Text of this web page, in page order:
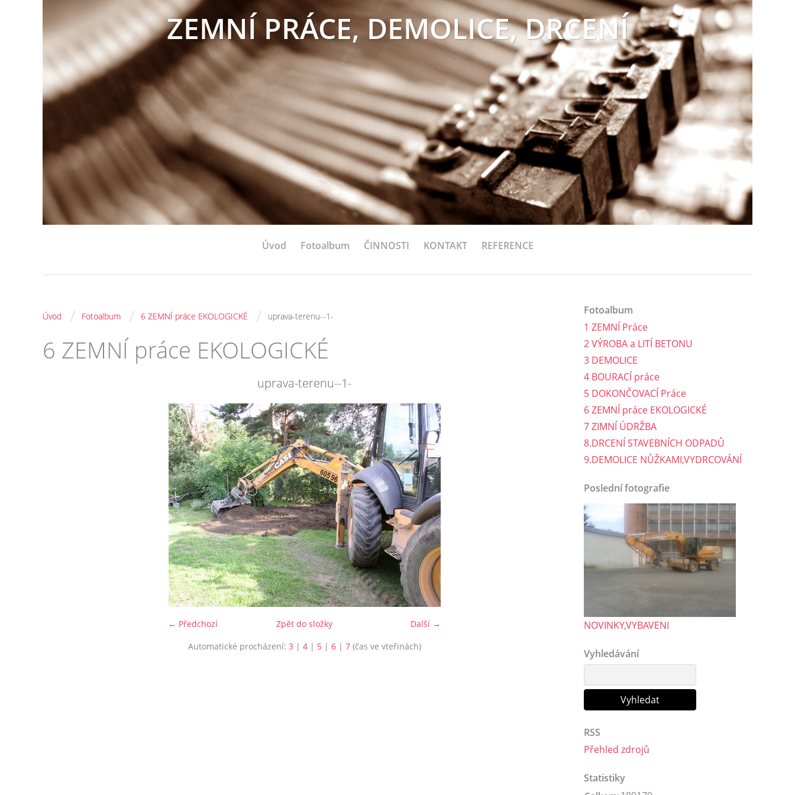
ZEMNÍ PRÁCE, DEMOLICE, DRCENÍ
Úvod Fotoalbum ČINNOSTI KONTAKT REFERENCE
Úvod / Fotoalbum / 6 ZEMNÍ práce EKOLOGICKÉ / uprava-terenu--1-
6 ZEMNÍ práce EKOLOGICKÉ
uprava-terenu--1-
← Předchozí Další →
Zpět do složky
Automatické procházení: 3 | 4| 5| 6| 7(čas ve vteřinách)
Fotoalbum
1 ZEMNÍ Práce
2 VÝROBA a LITÍ BETONU
3 DEMOLICE
4 BOURACÍ práce
5 DOKONČOVACÍ Práce
6 ZEMNÍ práce EKOLOGICKÉ
7 ZIMNÍ ÚDRŽBA
8.DRCENÍ STAVEBNÍCH ODPADŮ
9.DEMOLICE NŮŽKAMI,VYDRCOVÁNÍ
Poslední fotografie
NOVINKY,VYBAVENI
Vyhledávání
RSS
Přehled zdrojů
Statistiky